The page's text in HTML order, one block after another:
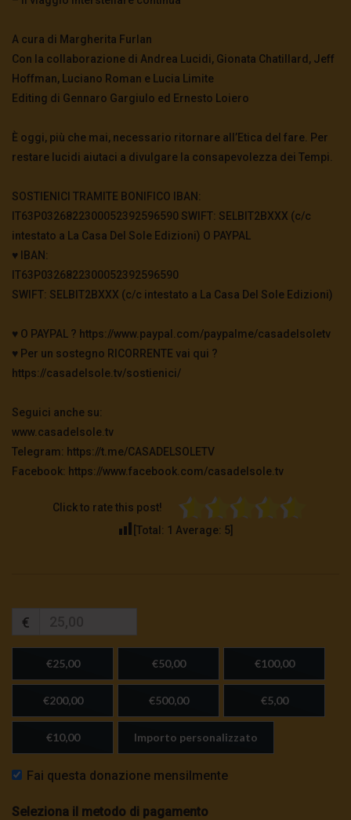
A cura di Margherita Furlan
Con la collaborazione di Andrea Lucidi, Gionata Chatillard, Jeff
Hoffman, Luciano Roman e Lucia Limite
Editing di Gennaro Gargiulo ed Ernesto Loiero
È oggi, più che mai, necessario ritornare all’Etica del fare. Per
restare lucidi aiutaci a divulgare la consapevolezza dei Tempi.
SOSTIENICI TRAMITE BONIFICO IBAN:
IT63P0326822300052392596590 SWIFT: SELBIT2BXXX (c/c
intestato a La Casa Del Sole Edizioni) O PAYPAL
♥️ IBAN:
IT63P0326822300052392596590
SWIFT: SELBIT2BXXX (c/c intestato a La Casa Del Sole Edizioni)
♥️ O PAYPAL ? https://www.paypal.com/paypalme/casadelsoletv
♥️ Per un sostegno RICORRENTE vai qui ?
https://casadelsole.tv/sostienici/
Seguici anche su:
www.casadelsole.tv
Telegram: https://t.me/CASADELSOLETV
Facebook: https://www.facebook.com/casadelsole.tv
Click to rate this post!
[Total: 1 Average: 5
€
€25,00 €50,00 €100,00
€200,00 €500,00 €5,00
€10,00 Importo personalizzato
Fai questa donazione mensilmente
Seleziona il metodo di pagamento